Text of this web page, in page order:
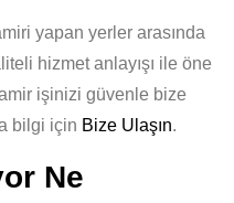
yapan yerler arasında
hizmet anlayışı ile öne
işinizi güvenle bize
bilgi için Bize Ulaşın.
Ne